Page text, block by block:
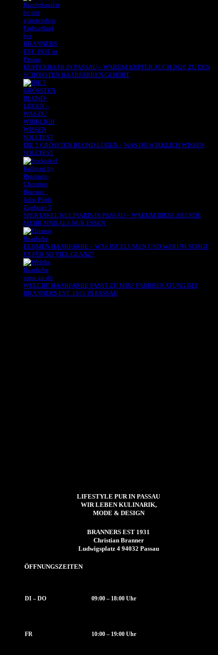
KUPFERHAAR IN PASSAU – WARUM KUPFER AUCH 2026 ZU DEN
SCHÖNSTEN HAARFARBEN GEHÖRT
DIE 5 GRÖSSTEN BLOND-LÜGEN – WAS DU WIRKLICH WISSEN
SOLLTEST
SPEKTAKEL KULINARIS IN PASSAU – WARUM DIESE ABENDE
MEHR SIND ALS NUR ESSEN
ELUMEN HAARFARBE – WAS IST ELUMEN UND WARUM SORGT
ES FÜR SO VIEL GLANZ?
WELCHE HAARFARBE PASST ZU MIR? FARBBERATUNG BEI
BRANNERS EST. 1931 IN PASSAU
LIFESTYLE PUR IN PASSAU
WIR LEBEN KULINARIK,
MODE & DESIGN
BRANNERS EST 1931
Christian Branner
Ludwigsplatz 4 94032 Passau
ÖFFNUNGSZEITEN
DI – DO 09:00 – 18:00 Uhr
FR 10:00 – 19:00 Uhr